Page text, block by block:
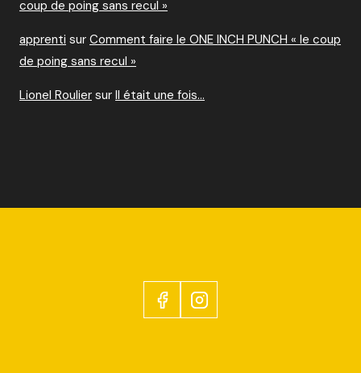
coup de poing sans recul »
apprenti sur Comment faire le ONE INCH PUNCH « le coup
de poing sans recul »
Lionel Roulier sur Il était une fois…